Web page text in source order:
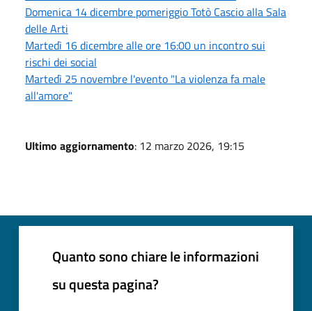
Domenica 14 dicembre pomeriggio Totò Cascio alla Sala
delle Arti
Martedì 16 dicembre alle ore 16:00 un incontro sui
rischi dei social
Martedì 25 novembre l'evento "La violenza fa male
all'amore"
Ultimo aggiornamento: 12 marzo 2026, 19:15
Quanto sono chiare le informazioni
su questa pagina?